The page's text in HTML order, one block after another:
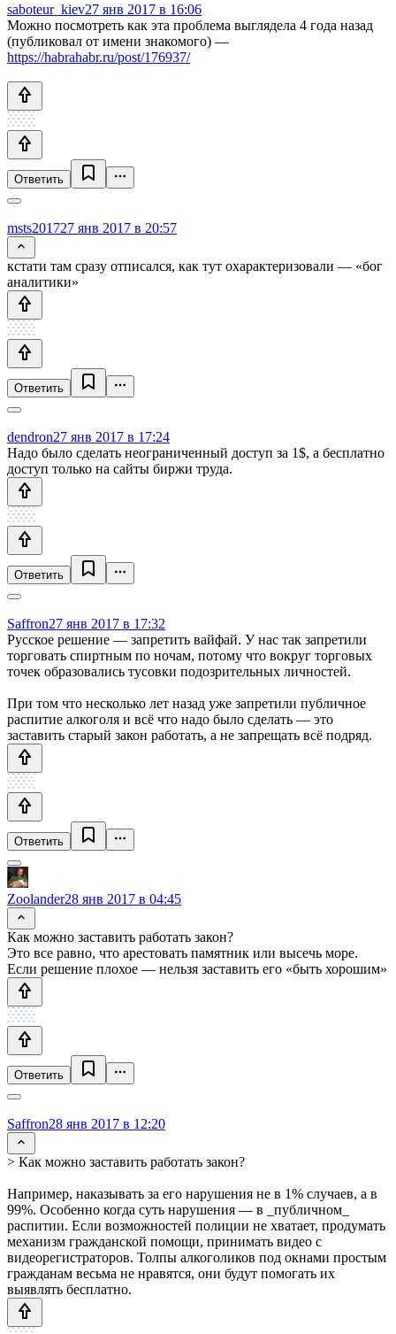
saboteur_kiev27 янв 2017 в 16:06
Можно посмотреть как эта проблема выглядела 4 года назад
(публиковал от имени знакомого) —
https://habrahabr.ru/post/176937/
Ответить
msts201727 янв 2017 в 20:57
кстати там сразу отписался, как тут охарактеризовали — «бог
аналитики»
Ответить
dendron27 янв 2017 в 17:24
Надо было сделать неограниченный доступ за 1$, а бесплатно
доступ только на сайты биржи труда.
Ответить
Saffron27 янв 2017 в 17:32
Русское решение — запретить вайфай. У нас так запретили
торговать спиртным по ночам, потому что вокруг торговых
точек образовались тусовки подозрительных личностей.
При том что несколько лет назад уже запретили публичное
распитие алкоголя и всё что надо было сделать — это
заставить старый закон работать, а не запрещать всё подряд.
Ответить
Zoolander28 янв 2017 в 04:45
Как можно заставить работать закон?
Это все равно, что арестовать памятник или высечь море.
Если решение плохое — нельзя заставить его «быть хорошим»
Ответить
Saffron28 янв 2017 в 12:20
> Как можно заставить работать закон?
Например, наказывать за его нарушения не в 1% случаев, а в
99%. Особенно когда суть нарушения — в _публичном_
распитии. Если возможностей полиции не хватает, продумать
механизм гражданской помощи, принимать видео с
видеорегистраторов. Толпы алкоголиков под окнами простым
гражданам весьма не нравятся, они будут помогать их
выявлять бесплатно.